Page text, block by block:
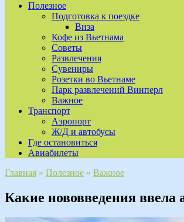
Полезное
Подготовка к поездке
Виза
Кофе из Вьетнама
Советы
Развлечения
Сувениры
Розетки во Вьетнаме
Парк развлечений Винперл
Важное
Транспорт
Аэропорт
Ж/Д и автобусы
Где остановиться
Авиабилеты
Главная » Полезное » Важное
Какие нововведения